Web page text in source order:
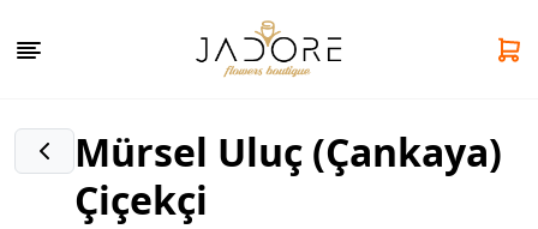
Mürsel Uluç (Çankaya)
Çiçekçi